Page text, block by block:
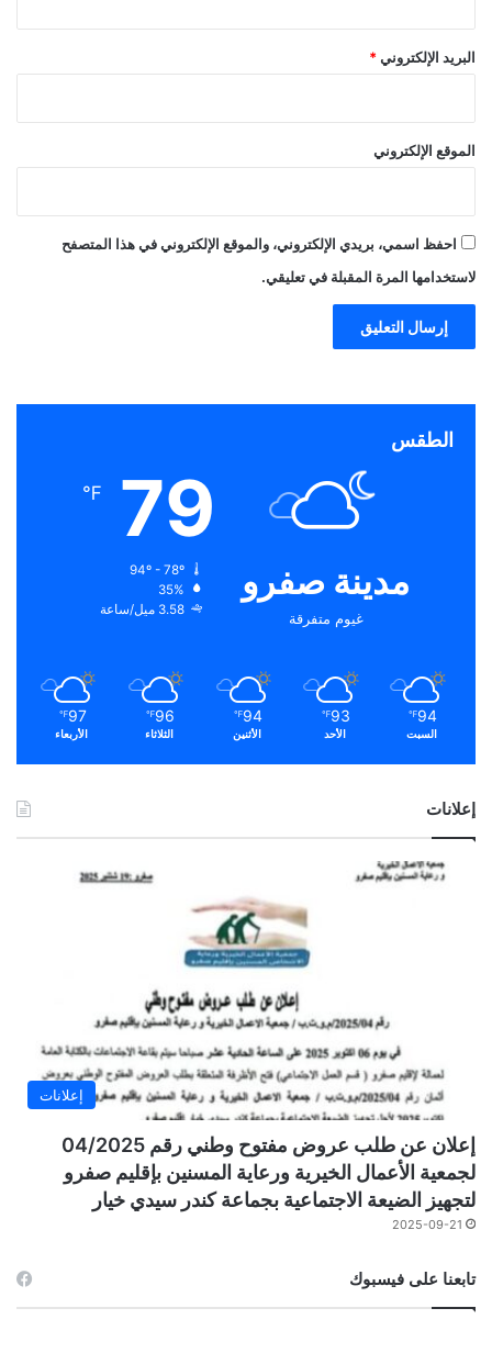
البريد الإلكتروني *
الموقع الإلكتروني
احفظ اسمي، بريدي الإلكتروني، والموقع الإلكتروني في هذا المتصفح
لاستخدامها المرة المقبلة في تعليقي.
الطقس
مدينة صفرو
غيوم متفرقة
79
℉
35%
3.58 ميل/ساعة
94
℉
السبت
93
℉
الأحد
94
℉
الأثنين
96
℉
الثلاثاء
97
℉
الأربعاء
إعلانات
إعلانات
إعلان عن طلب عروض مفتوح وطني رقم 04/2025
لجمعية الأعمال الخيرية ورعاية المسنين بإقليم صفرو
لتجهيز الضيعة الاجتماعية بجماعة كندر سيدي خيار
2025-09-21
تابعنا على فيسبوك